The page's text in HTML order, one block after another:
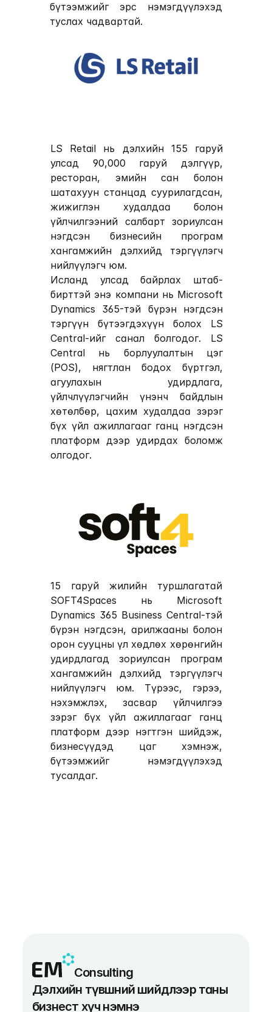
бүтээмжийг эрс нэмэгдүүлэхэд
туслах чадвартай.
LS Retail нь дэлхийн 155 гаруй
улсад 90,000 гаруй дэлгүүр,
ресторан, эмийн сан болон
шатахуун станцад суурилагдсан,
жижиглэн худалдаа болон
үйлчилгээний салбарт зориулсан
нэгдсэн бизнесийн програм
хангамжийн дэлхийд тэргүүлэгч
нийлүүлэгч юм.
Исланд улсад байрлах штаб-
бирттэй энэ компани нь Microsoft
Dynamics 365-тэй бүрэн нэгдсэн
тэргүүн бүтээгдэхүүн болох LS
Central-ийг санал болгодог. LS
Central нь борлуулалтын цэг
(POS), нягтлан бодох бүртгэл,
агуулахын удирдлага,
үйлчлүүлэгчийн үнэнч байдлын
хөтөлбөр, цахим худалдаа зэрэг
бүх үйл ажиллагааг ганц нэгдсэн
платформ дээр удирдах боломж
олгодог.
15 гаруй жилийн туршлагатай
SOFT4Spaces нь Microsoft
Dynamics 365 Business Central-тэй
бүрэн нэгдсэн, арилжааны болон
орон сууцны үл хөдлөх хөрөнгийн
удирдлагад зориулсан програм
хангамжийн дэлхийд тэргүүлэгч
нийлүүлэгч юм. Түрээс, гэрээ,
нэхэмжлэх, засвар үйлчилгээ
зэрэг бүх үйл ажиллагааг ганц
платформ дээр нэгтгэн шийдэж,
бизнесүүдэд цаг хэмнэж,
бүтээмжийг нэмэгдүүлэхэд
тусалдаг.
Consulting
Дэлхийн түвшний шийдлээр таны
бизнест хүч нэмнэ